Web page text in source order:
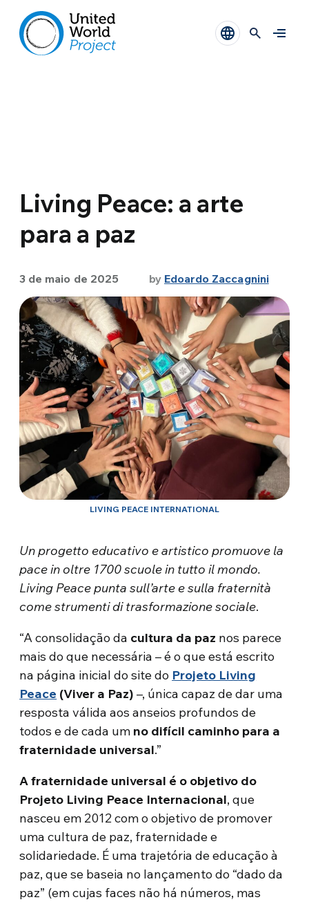
Living Peace: a arte
para a paz
3 de maio de 2025 by Edoardo Zaccagnini
LIVING PEACE INTERNATIONAL
Un progetto educativo e artistico promuove la
pace in oltre 1700 scuole in tutto il mondo.
Living Peace punta sull’arte e sulla fraternità
come strumenti di trasformazione sociale.
“A consolidação da cultura da paz nos parece
mais do que necessária – é o que está escrito
na página inicial do site do Projeto Living
Peace (Viver a Paz) –, única capaz de dar uma
resposta válida aos anseios profundos de
todos e de cada um no difícil caminho para a
fraternidade universal.”
A fraternidade universal é o objetivo do
Projeto Living Peace Internacional, que
nasceu em 2012 com o objetivo de promover
uma cultura de paz, fraternidade e
solidariedade. É uma trajetória de educação à
paz, que se baseia no lançamento do “dado da
paz” (em cujas faces não há números, mas